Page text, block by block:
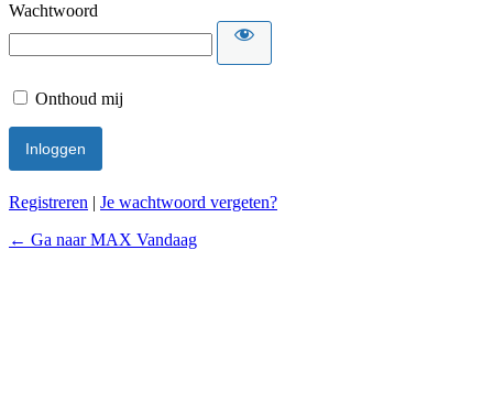
Wachtwoord
Onthoud mij
Registreren | Je wachtwoord vergeten?
← Ga naar MAX Vandaag